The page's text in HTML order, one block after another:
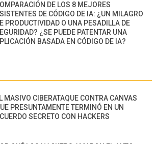
DE LOS 8 MEJORES
DE CÓDIGO DE IA: ¿UN MILAGRO
PRODUCTIVIDAD O UNA PESADILLA DE
¿SE PUEDE PATENTAR UNA
BASADA EN CÓDIGO DE IA?
MASIVO CIBERATAQUE CONTRA CANVAS
PRESUNTAMENTE TERMINÓ EN UN
SECRETO CON HACKERS